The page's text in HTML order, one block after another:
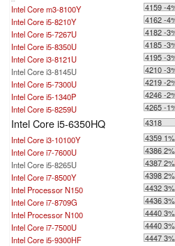
Intel Core m3-8100Y
4159 -
Intel Core i5-8210Y
4162 -
Intel Core i5-7267U
4182 -
Intel Core i5-8350U
4185 -
Intel Core i3-8121U
4195 -
Intel Core i3-8145U
4210 -
Intel Core i5-7300U
4219 -
Intel Core i5-1340P
4246 -
Intel Core i5-8259U
4265 -
Intel Core i5-6350HQ
4318
Intel Core i3-10100Y
4359 1%
Intel Core i7-7600U
4386 2%
Intel Core i5-8265U
4387 2%
Intel Core i7-8500Y
4398 2%
Intel Processor N150
4432 3%
Intel Core i7-8709G
4436 3%
Intel Processor N100
4440 3%
Intel Core i7-7500U
4440 3%
Intel Core i5-9300HF
4447 3%